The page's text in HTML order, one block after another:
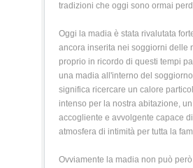
tradizioni che oggi sono ormai
Oggi la madia è stata rivalutata
ancora inserita nei soggiorni delle
proprio in ricordo di questi tempi
una madia all'interno del
significa ricercare un calore
intenso per la nostra abitazione,
accogliente e avvolgente capace
atmosfera di intimità per tutta la
Ovviamente la madia non può